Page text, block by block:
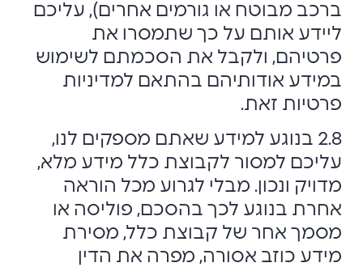
ברכב מבוטח או גורמים אחרים), עליכם
ליידע אותם על כך שתמסרו את
פרטיהם, ולקבל את הסכמתם לשימוש
במידע אודותיהם בהתאם למדיניות
פרטיות זאת.
2.8 בנוגע למידע שאתם מספקים לנו,
עליכם למסור לקבוצת כלל מידע מלא,
מדויק ונכון. מבלי לגרוע מכל הוראה
אחרת בנוגע לכך בהסכם, פוליסה או
מסמך אחר של קבוצת כלל, מסירת
מידע כוזב אסורה, מפרה את הדין